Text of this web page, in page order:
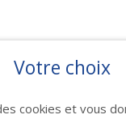
Votre choix
cookies et vous